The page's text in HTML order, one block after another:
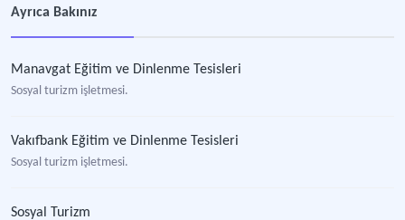
Ayrıca Bakınız
Manavgat Eğitim ve Dinlenme Tesisleri
Sosyal turizm işletmesi.
Vakıfbank Eğitim ve Dinlenme Tesisleri
Sosyal turizm işletmesi.
Sosyal Turizm